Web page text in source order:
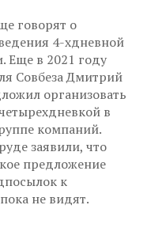
говорят о
4-хдневной
Еще в 2021 году
Совбеза Дмитрий
организовать
в
компаний.
заявили, что
предложение
к
не видят.